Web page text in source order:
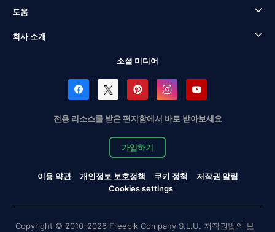
도움
회사 소개
소셜 미디어
전용 리소스를 받은 편지함에서 바로 받아보세요
가입하기
이용 약관 개인정보 보호정책 쿠키 정책
저작권 알림
Cookies settings
Copyright © 2010-2026 Freepik Company S.L.U. 저작권법의 보